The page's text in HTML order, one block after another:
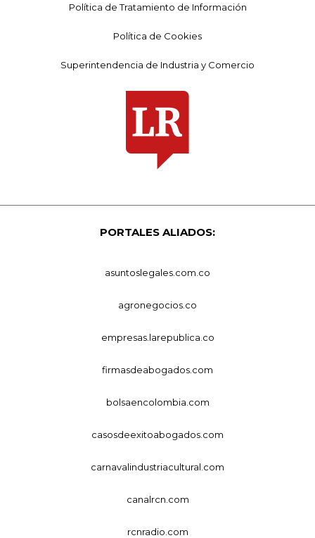
Política de Tratamiento de Información
Política de Cookies
Superintendencia de Industria y Comercio
PORTALES ALIADOS:
asuntoslegales.com.co
agronegocios.co
empresas.larepublica.co
firmasdeabogados.com
bolsaencolombia.com
casosdeexitoabogados.com
carnavalindustriacultural.com
canalrcn.com
rcnradio.com